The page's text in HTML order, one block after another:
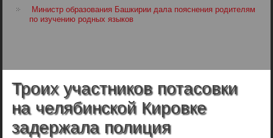
Министр образования Башкирии дала пояснения родителям
по изучению родных языков
Троих участников потасовки
на челябинской Кировке
задержала полиция